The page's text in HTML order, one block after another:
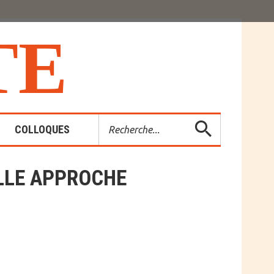
E
COLLOQUES
Rendus
Rechercher
APPROCHE